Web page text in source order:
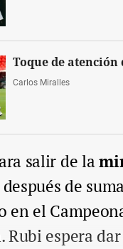
Toque de atención
Carlos Miralles
salir de la
de
en el
Rubi espera